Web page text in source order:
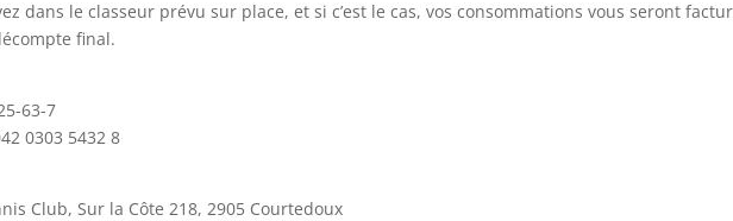
dans le classeur prévu sur place, et si c’est le cas, vos consommations vous seront
final.
63-7
0303 5432 8
Sur la Côte 218, 2905 Courtedoux